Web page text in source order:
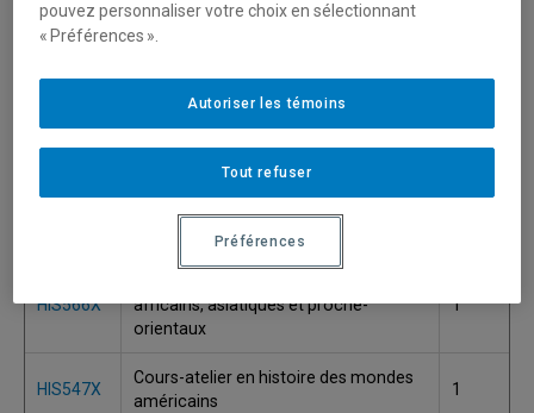
HIS559X
Cours atelier d'histoire du Québec et
du Canada
HIS517X
HIS537X 1
HIS566X
africains, asiatiques et proche-
orientaux
1
HIS547X
Cours-atelier en histoire des mondes
américains
1
pouvez personnaliser votre choix en sélectionnant
« Préférences ».
Tout refuser
Autoriser les témoins
Préférences